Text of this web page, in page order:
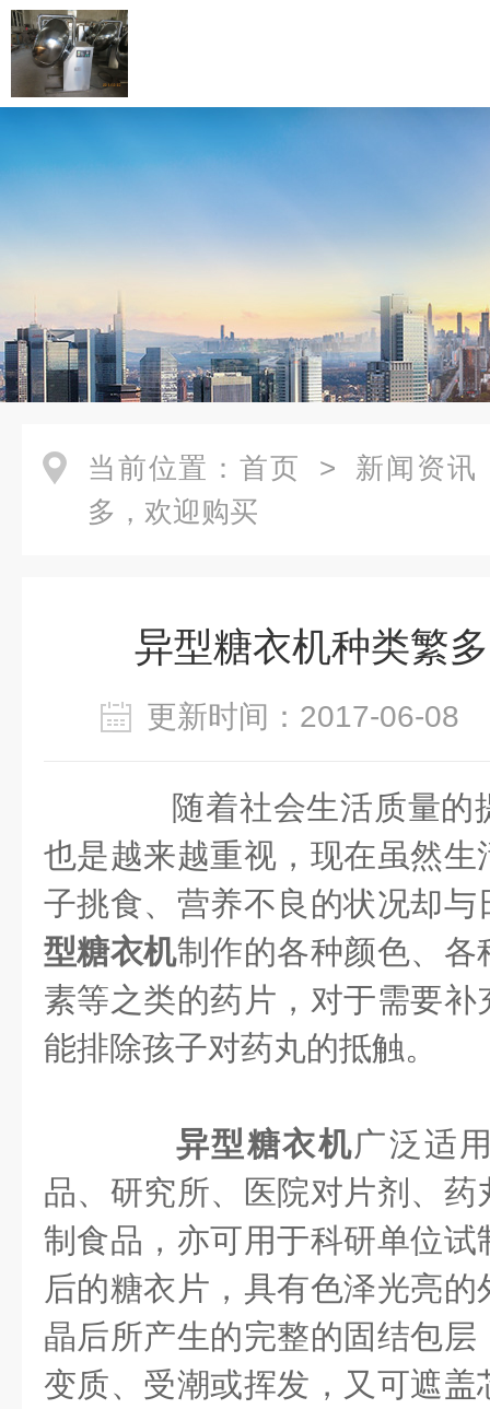
当前位置： 首页 > 新闻资讯
多，欢迎购买
异型糖衣机种类繁
更新时间：2017-06-
随着社会生活质量的
也是越来越重视，现在虽然
子挑食、营养不良的状况却与
型糖衣机制作的各种颜色、
素等之类的药片，对于需要
能排除孩子对药丸的抵触。
异型糖衣机广泛适
品、研究所、医院对片剂、
制食品，亦可用于科研单位
后的糖衣片，具有色泽光亮
晶后所产生的完整的固结包
变质、受潮或挥发，又可遮